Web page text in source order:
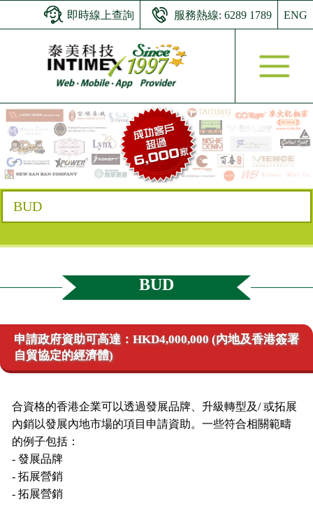
ENG
服務熱線: 6289 1789
即時線上查詢
BUD
BUD
申請政府資助可高達：HKD4,000,000 (內地及香港簽署
自貿協定的經濟體)
合資格的香港企業可以透過發展品牌、升級轉型及/ 或拓展
內銷以發展內地市場的項目申請資助。一些符合相關範疇
的例子包括：
- 發展品牌
- 拓展營銷
- 拓展營銷